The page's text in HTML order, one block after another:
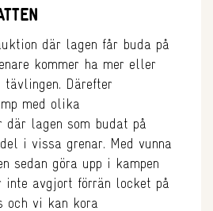
där lagen får buda på
kommer ha mer eller
tävlingen. Därefter
med olika
där lagen som budat på
i vissa grenar. Med vunna
sedan göra upp i kampen
inte avgjort förrän locket på
och vi kan kora